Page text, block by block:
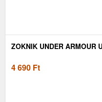
ZOKNIK UNDER ARMOUR
4 690 Ft